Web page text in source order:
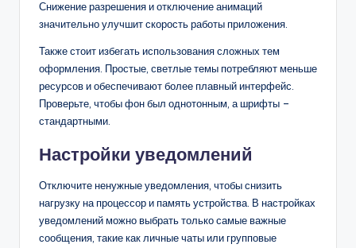
Снижение разрешения и отключение анимаций
значительно улучшит скорость работы приложения.
Также стоит избегать использования сложных тем
оформления. Простые, светлые темы потребляют меньше
ресурсов и обеспечивают более плавный интерфейс.
Проверьте, чтобы фон был однотонным, а шрифты –
стандартными.
Настройки уведомлений
Отключите ненужные уведомления, чтобы снизить
нагрузку на процессор и память устройства. В настройках
уведомлений можно выбрать только самые важные
сообщения, такие как личные чаты или групповые